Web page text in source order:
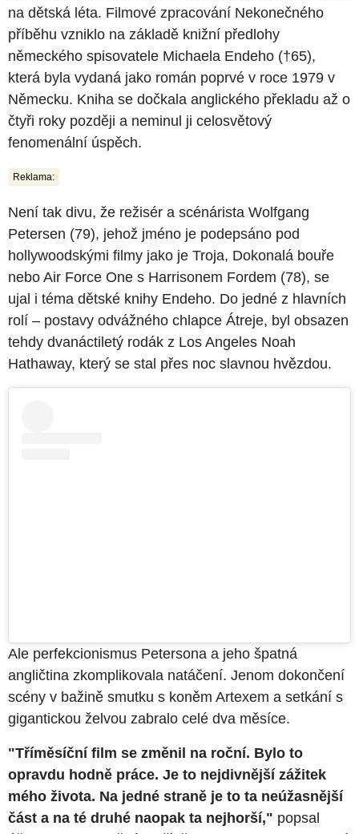
na dětská léta. Filmové zpracování Nekonečného
příběhu vzniklo na základě knižní předlohy
německého spisovatele Michaela Endeho (†65),
která byla vydaná jako román poprvé v roce 1979 v
Německu. Kniha se dočkala anglického překladu až o
čtyři roky později a neminul ji celosvětový
fenomenální úspěch.
Reklama:
Není tak divu, že režisér a scénárista Wolfgang
Petersen (79), jehož jméno je podepsáno pod
hollywoodskými filmy jako je Troja, Dokonalá bouře
nebo Air Force One s Harrisonem Fordem (78), se
ujal i téma dětské knihy Endeho. Do jedné z hlavních
rolí – postavy odvážného chlapce Átreje, byl obsazen
tehdy dvanáctiletý rodák z Los Angeles Noah
Hathaway, který se stal přes noc slavnou hvězdou.
Ale perfekcionismus Petersona a jeho špatná
angličtina zkomplikovala natáčení. Jenom dokončení
scény v bažině smutku s koněm Artexem a setkání s
gigantickou želvou zabralo celé dva měsíce.
"Tříměsíční film se změnil na roční. Bylo to
opravdu hodně práce. Je to nejdivnější zážitek
mého života. Na jedné straně je to ta neúžasnější
část a na té druhé naopak ta nejhorší," popsal